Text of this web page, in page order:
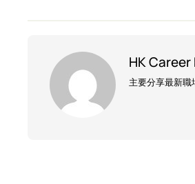
HK Career
主要分享最新職